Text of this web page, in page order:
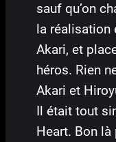
sauf qu’on
la réalisation
Akari, et
héros. Rien
Akari et
Il était tout
Heart. Bon là